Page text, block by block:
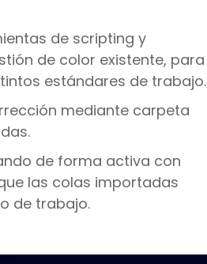
de scripting y
de color existente, para
estándares de trabajo.
mediante carpeta
de forma activa con
las colas importadas
de trabajo.